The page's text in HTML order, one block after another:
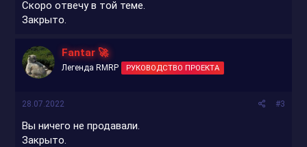
Скоро отвечу в той теме.
Закрыто.
Fantar 🚀
Легенда RMRP РУКОВОДСТВО ПРОЕКТА
28.07.2022 #3
Вы ничего не продавали.
Закрыто.